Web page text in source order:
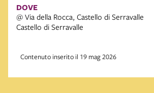
DOVE
@ Via della Rocca, Castello di Serravalle
Castello di Serravalle
Contenuto inserito il 19 mag 2026